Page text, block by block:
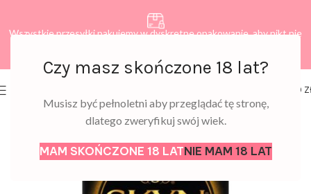
Czy masz skończone 18 lat?
Musisz być pełnoletni aby przeglądać tę stronę,
dlatego zweryfikuj swój wiek.
MAM SKOŃCZONE 18 LATNIE MAM 18 LAT
Wszystkie przesyłki pakujemy w dyskretne opakowanie, aby nikt nie
0,00